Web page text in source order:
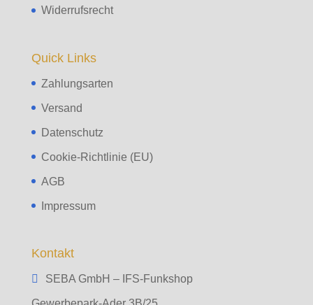
Widerrufsrecht
Quick Links
Zahlungsarten
Versand
Datenschutz
Cookie-Richtlinie (EU)
AGB
Impressum
Kontakt
SEBA GmbH – IFS-Funkshop